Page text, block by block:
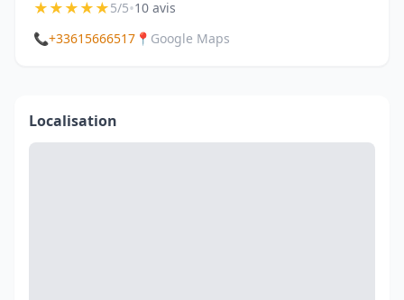
★★★★★5/5•10 avis
📞+33615666517 📍 Google Maps
Localisation